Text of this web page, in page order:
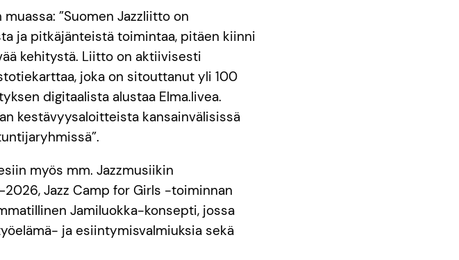
”Suomen Jazzliitto on
ja pitkäjänteistä toimintaa, pitäen kiinni
kehitystä. Liitto on aktiivisesti
joka on sitouttanut yli 100
digitaalista alustaa Elma.livea.
kestävyysaloitteista kansainvälisissä
myös mm. Jazzmusiikin
Jazz Camp for Girls -toiminnan
Jamiluokka-konsepti, jossa
ja esiintymisvalmiuksia sekä